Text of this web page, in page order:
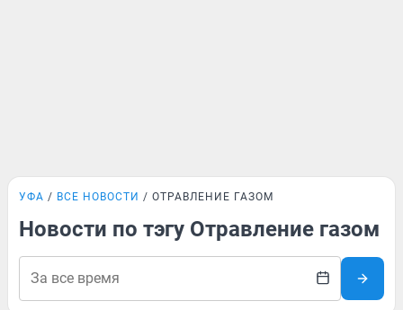
УФА ВСЕ НОВОСТИ ОТРАВЛЕНИЕ ГАЗОМ
Новости по тэгу Отравление газом